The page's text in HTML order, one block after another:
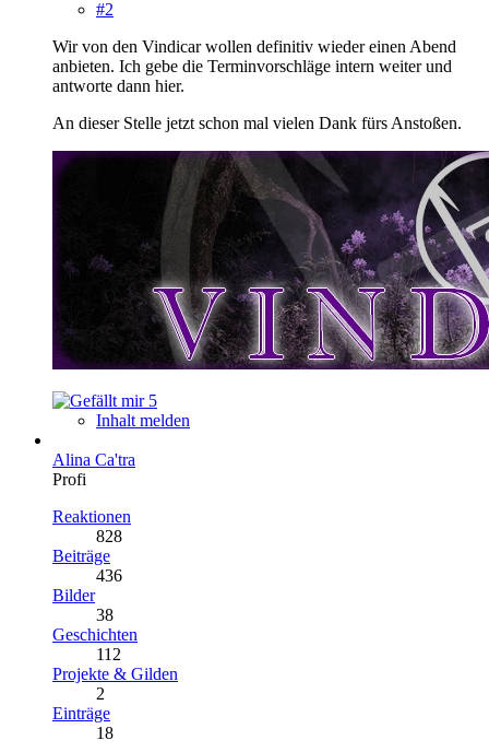
#2
Wir von den Vindicar wollen definitiv wieder einen Abend
anbieten. Ich gebe die Terminvorschläge intern weiter und
antworte dann hier.
An dieser Stelle jetzt schon mal vielen Dank fürs Anstoßen.
5
Inhalt melden
Alina Ca'tra
Profi
Reaktionen
828
Beiträge
436
Bilder
38
Geschichten
112
Projekte & Gilden
2
Einträge
18